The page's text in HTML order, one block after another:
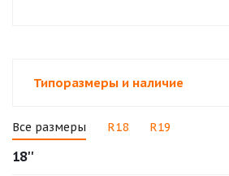
Типоразмеры и наличие
Все размеры R18 R19
18''